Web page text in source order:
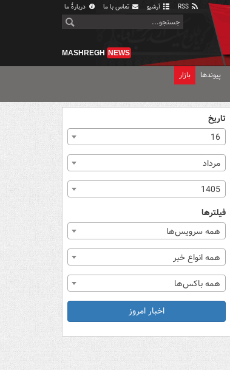
آرشیو تماس با ما دربارهٔ ما
MASHREGH NEWS
پیوندها بازار
تاریخ
16
مرداد
1405
فیلترها
همه سرویس‌ها
همه انواع خبر
همه باکس‌ها
اخبار امروز